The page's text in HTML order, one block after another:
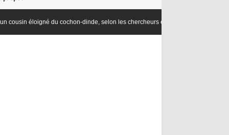
du cochon-dinde, selon les chercheurs en lexicologie de l’Université de